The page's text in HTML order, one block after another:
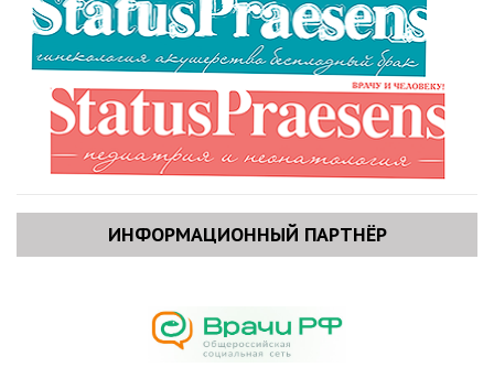
ИНФОРМАЦИОННЫЙ ПАРТНЁР